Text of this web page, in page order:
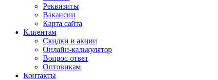
Реквизиты
Вакансии
Карта сайта
Клиентам
Скидки и акции
Онлайн-калькулятор
Вопрос-ответ
Оптовикам
Контакты